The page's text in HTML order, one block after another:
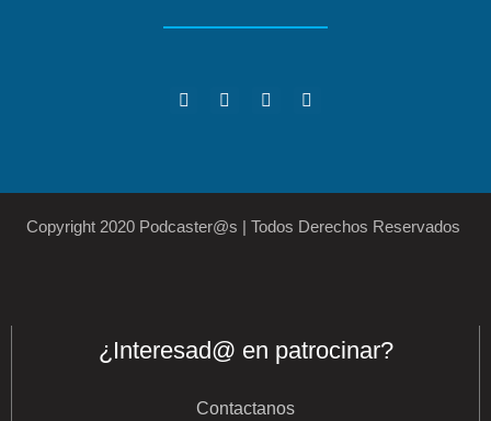
Copyright 2020 Podcaster@s | Todos Derechos Reservados
¿Interesad@ en patrocinar?
Contactanos